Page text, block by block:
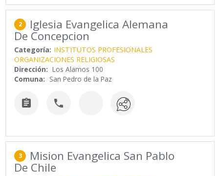
2 Iglesia Evangelica Alemana
De Concepcion
Categoría: INSTITUTOS PROFESIONALES
ORGANIZACIONES RELIGIOSAS
Dirección: Los Alamos 100
Comuna: San Pedro de la Paz
 
3 Mision Evangelica San Pablo
De Chile